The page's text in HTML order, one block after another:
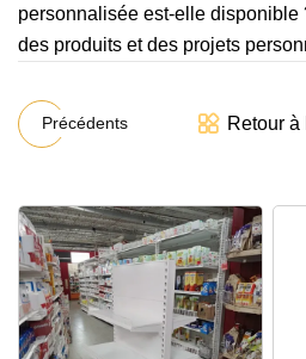
personnalisée est-elle disponible
des produits et des projets
Précédents Retour à